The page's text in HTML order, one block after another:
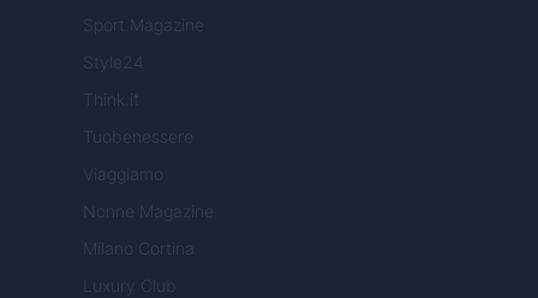
Sport Magazine
Style24
Think.it
Tuobenessere
Viaggiamo
Nonne Magazine
Milano Cortina
Luxury Club